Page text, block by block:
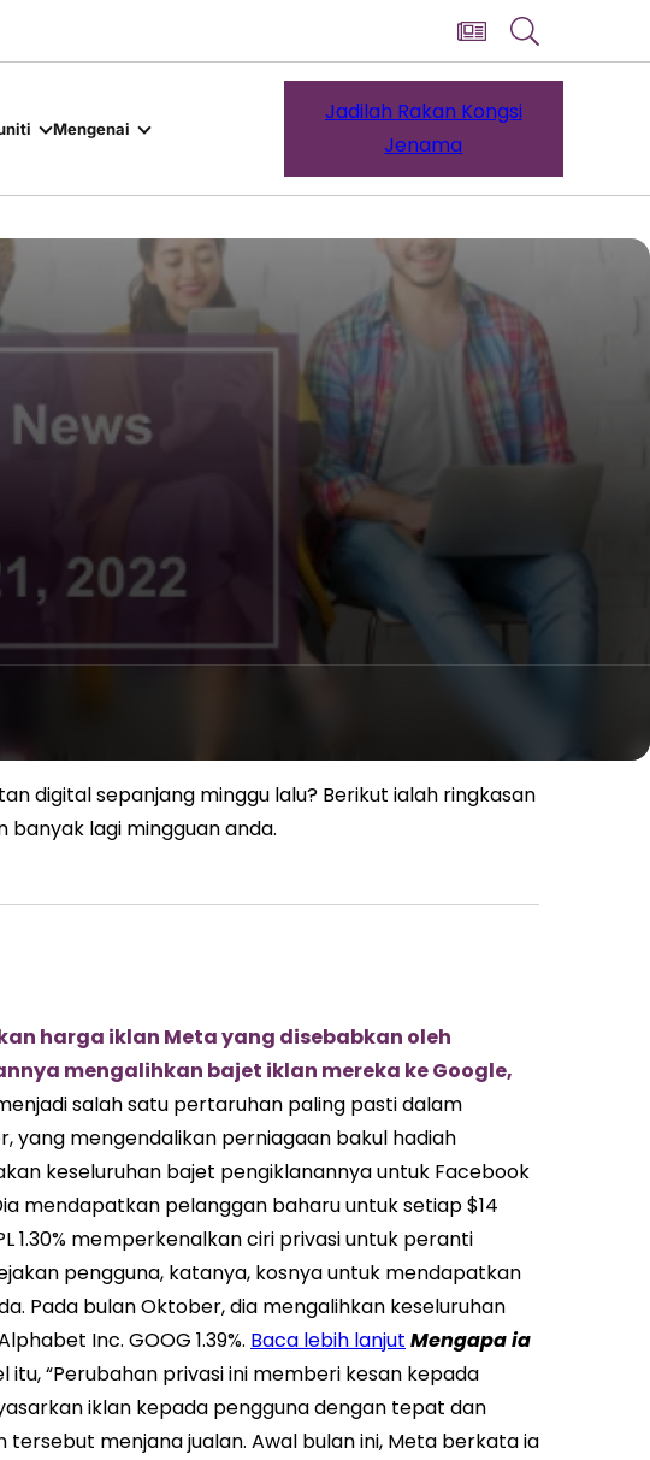
Mengenai
Jadilah Rakan Kongsi
Jenama
digital sepanjang minggu lalu? Berikut ialah ringkasan
lagi mingguan anda.
harga iklan Meta yang disebabkan oleh
mengalihkan bajet iklan mereka ke Google,
salah satu pertaruhan paling pasti dalam
yang mengendalikan perniagaan bakul hadiah
keseluruhan bajet pengiklanannya untuk Facebook
mendapatkan pelanggan baharu untuk setiap $14
1.30% memperkenalkan ciri privasi untuk peranti
pengguna, katanya, kosnya untuk mendapatkan
Pada bulan Oktober, dia mengalihkan keseluruhan
Inc. GOOG 1.39%. Baca lebih lanjut Mengapa ia
“Perubahan privasi ini memberi kesan kepada
iklan kepada pengguna dengan tepat dan
menjana jualan. Awal bulan ini, Meta berkata ia